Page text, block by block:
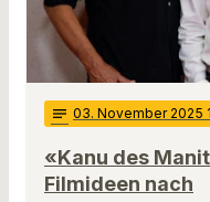
notes 03. November 2025
«Kanu des
Filmideen nach